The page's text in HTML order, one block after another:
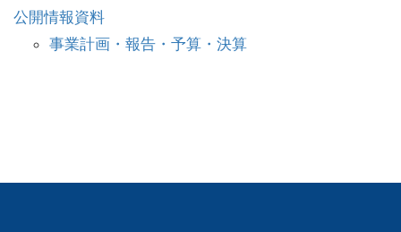
公開情報資料
事業計画・報告・予算・決算